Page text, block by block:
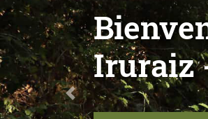
Iruraiz
Anterior